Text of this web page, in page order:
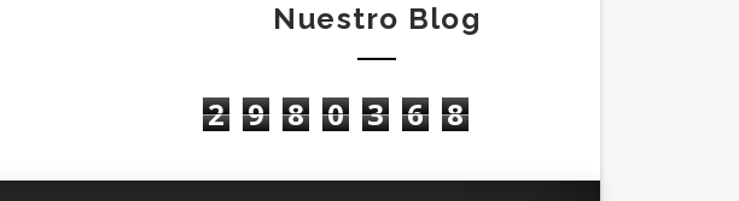
Nuestro Blog
2 9 8 0 3 6 8